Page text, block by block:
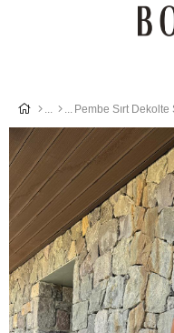
Pembe Sırt